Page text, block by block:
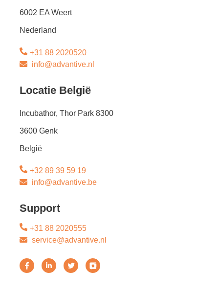
6002 EA Weert
Nederland
+31 88 2020520
info@advantive.nl
Locatie België
Incubathor, Thor Park 8300
3600 Genk
België
+32 89 39 59 19
info@advantive.be
Support
+31 88 2020555
service@advantive.nl